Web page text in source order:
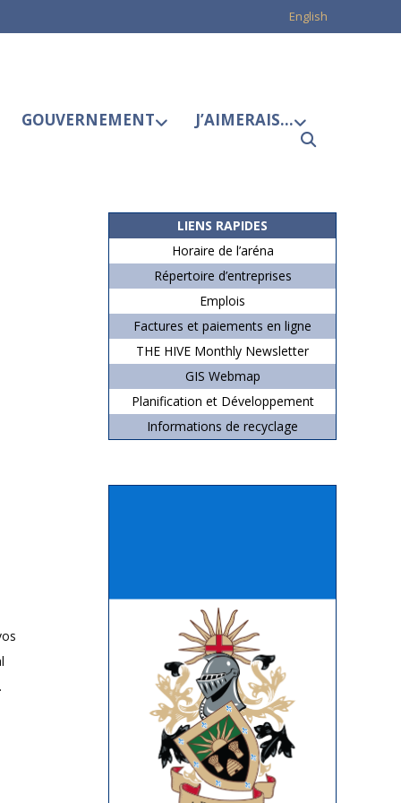
English
GOUVERNEMENT J’AIMERAIS…
LIENS RAPIDES
Horaire de l’aréna
Répertoire d’entreprises
Emplois
Factures et paiements en ligne
THE HIVE Monthly Newsletter
GIS Webmap
Planification et Développement
Informations de recyclage